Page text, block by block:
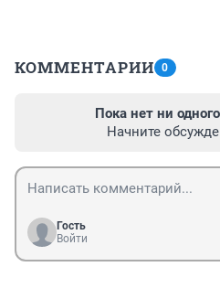
КОММЕНТАРИИ 0
Пока нет ни
Начните
Гость
Войти